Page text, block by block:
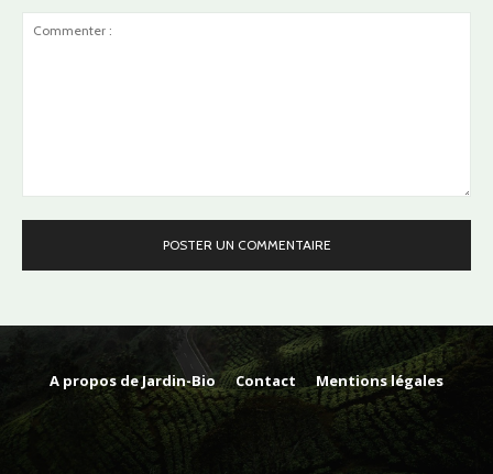
A propos de Jardin-Bio Contact Mentions légales